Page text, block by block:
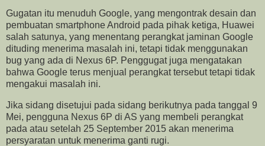
Gugatan itu menuduh Google, yang mengontrak desain dan
pembuatan smartphone Android pada pihak ketiga, Huawei
salah satunya, yang menentang perangkat jaminan Google
dituding menerima masalah ini, tetapi tidak menggunakan
bug yang ada di Nexus 6P. Penggugat juga mengatakan
bahwa Google terus menjual perangkat tersebut tetapi tidak
mengakui masalah ini.
Jika sidang disetujui pada sidang berikutnya pada tanggal 9
Mei, pengguna Nexus 6P di AS yang membeli perangkat
pada atau setelah 25 September 2015 akan menerima
persyaratan untuk menerima ganti rugi.